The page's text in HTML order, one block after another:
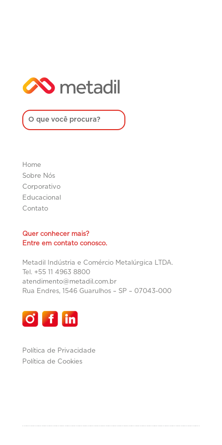
Home
Sobre Nós
Corporativo
Educacional
Contato
Quer conhecer mais?
Entre em contato conosco.
Metadil Indústria e Comércio Metalúrgica LTDA.
Tel. +55 11 4963 8800
atendimento@metadil.com.br
Rua Endres, 1546 Guarulhos – SP – 07043-000
Política de Privacidade
Política de Cookies